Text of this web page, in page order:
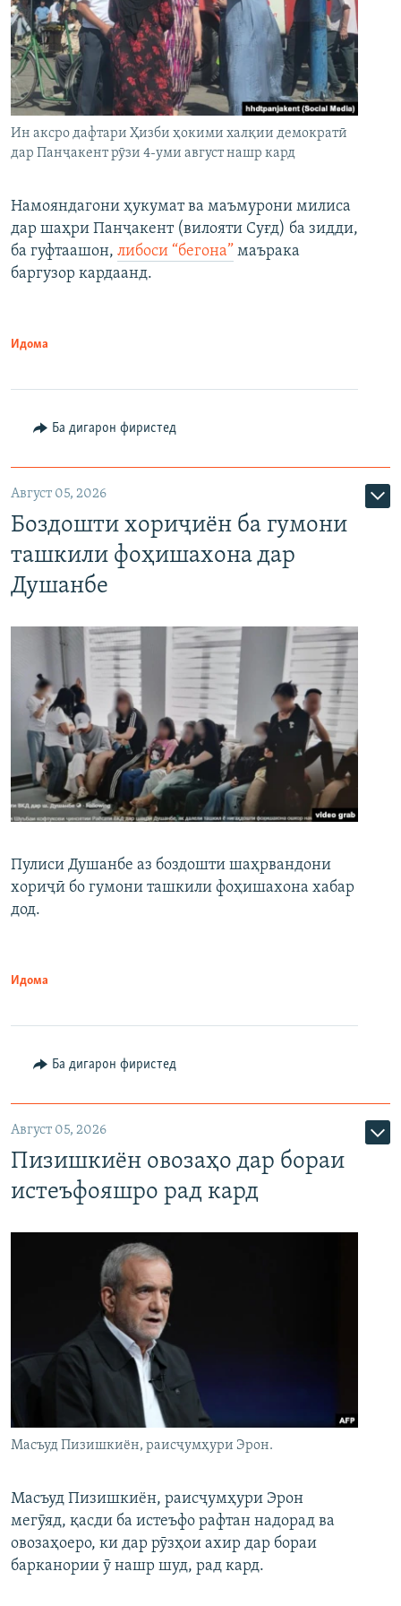
Ин аксро дафтари Ҳизби ҳокими халқии демократӣ
дар Панҷакент рӯзи 4-уми август нашр кард
Намояндагони ҳукумат ва маъмурони милиса
дар шаҳри Панҷакент (вилояти Суғд) ба зидди,
ба гуфтаашон, либоси “бегона” маърака
баргузор кардаанд.
Идома
Ба дигарон фиристед
Август 05, 2026
Боздошти хориҷиён ба гумони
ташкили фоҳишахона дар
Душанбе
Пулиси Душанбе аз боздошти шаҳрвандони
хориҷӣ бо гумони ташкили фоҳишахона хабар
дод.
Идома
Ба дигарон фиристед
Август 05, 2026
Пизишкиён овозаҳо дар бораи
истеъфояшро рад кард
Масъуд Пизишкиён, раисҷумҳури Эрон.
Масъуд Пизишкиён, раисҷумҳури Эрон
мегӯяд, қасди ба истеъфо рафтан надорад ва
овозаҳоеро, ки дар рӯзҳои ахир дар бораи
барканории ӯ нашр шуд, рад кард.